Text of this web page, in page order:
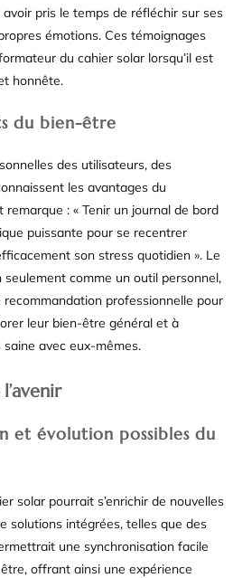
pris le temps de réfléchir sur ses
émotions. Ces témoignages
du cahier solar lorsqu’il est
honnête.
du bien-être
des utilisateurs, des
les avantages du
: « Tenir un journal de bord
puissante pour se recentrer
son stress quotidien ». Le
comme un outil personnel,
professionnelle pour
leur bien-être général et à
avec eux-mêmes.
et évolution possibles du
solar pourrait s’enrichir de nouvelles
solutions intégrées, telles que des
une synchronisation facile
offrant ainsi une expérience